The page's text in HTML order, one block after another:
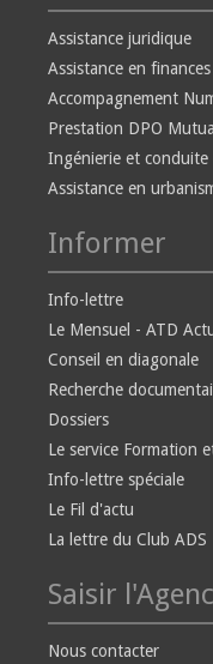
Assistance juridique
Assistance en
Accompagnement
Prestation DPO
Ingénierie et conduite
Assistance en
Informer
Info-lettre
Le Mensuel - ATD
Conseil en diagonale
Recherche
Dossiers
Le service Formation
Info-lettre spéciale
Le Fil d'actu
La lettre du Club ADS
Saisir
Nous contacter